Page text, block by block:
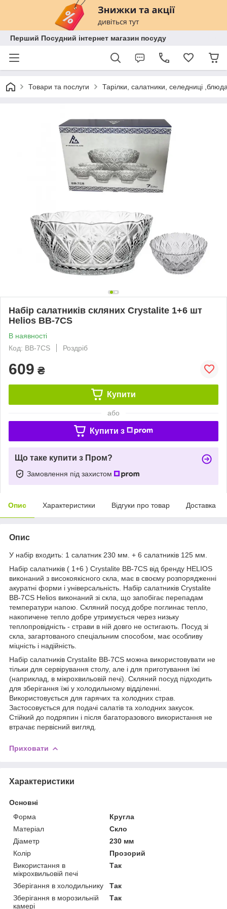
Перший Посудний інтернет магазин посуду
Товари та послуги Тарілки, салатники, селедниці
Набір салатників скляних Crystalite 1+6 шт
Helios BB-7CS
В наявності
Код: BB-7CS
Роздріб
609 ₴
Купити
або
Купити з
Що таке купити з Пром?
Замовлення під захистом
Опис Характеристики Відгуки про товар Доставка
Опис
У набір входить: 1 салатник 230 мм. + 6 салатників 125 мм.
Набір салатників ( 1+6 ) Crystalite BB-7CS від бренду HELIOS
виконаний з високоякісного скла, має в своєму розпорядженні
акуратні форми і універсальність. Набір салатників Crystalite
BB-7CS Helios виконаний зі скла, що запобігає перепадам
температури напою. Скляний посуд добре поглинає тепло,
накопичене тепло добре утримується через низьку
теплопровідність - страви в ній довго не остигають. Посуд зі
скла, загартованого спеціальним способом, має особливу
міцність і надійність.
Набір салатників Crystalite BB-7CS можна використовувати не
тільки для сервірування столу, але і для приготування їжі
(наприклад, в мікрохвильовій печі). Скляний посуд підходить
для зберігання їжі у холодильному відділенні.
Використовується для гарячих та холодних страв.
Застосовується для подачі салатів та холодних закусок.
Стійкий до подряпин і після багаторазового використання не
втрачає первісний вигляд.
Приховати
Характеристики
Основні
Форма
Кругла
Матеріал
Скло
Діаметр
230 мм
Колір
Прозорий
Використання в
мікрохвильовій печі
Так
Зберігання в холодильнику
Так
Зберігання в морозильній
камері
Так